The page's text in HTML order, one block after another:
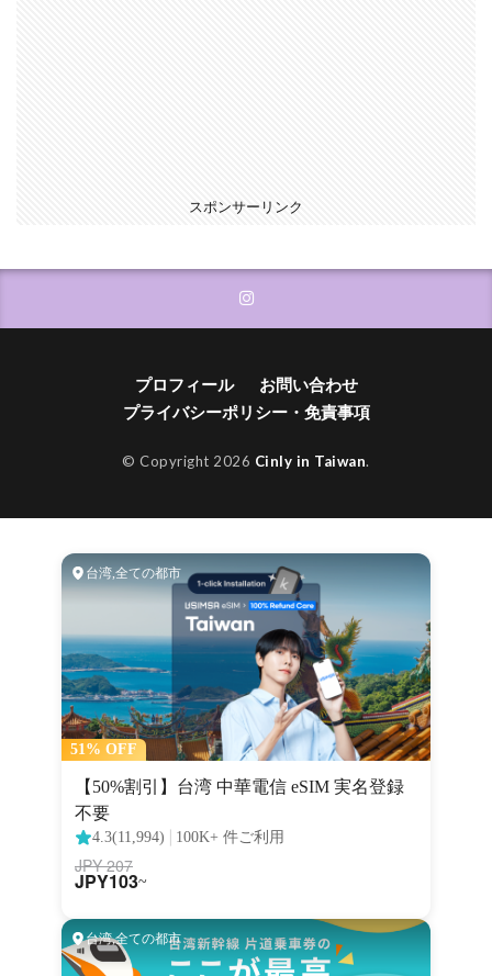
スポンサーリンク
プロフィール
お問い合わせ
プライバシーポリシー・免責事項
© Copyright 2026 Cinly in Taiwan.